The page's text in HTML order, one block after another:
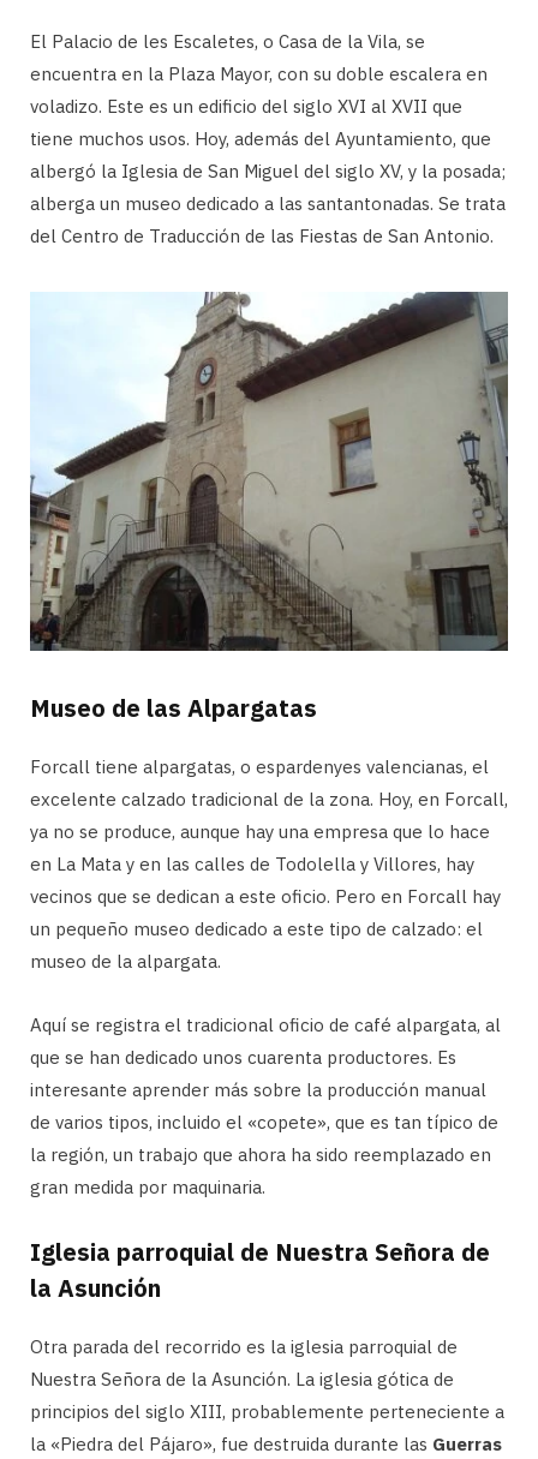
El Palacio de les Escaletes, o Casa de la Vila, se
encuentra en la Plaza Mayor, con su doble escalera en
voladizo. Este es un edificio del siglo XVI al XVII que
tiene muchos usos. Hoy, además del Ayuntamiento, que
albergó la Iglesia de San Miguel del siglo XV, y la posada;
alberga un museo dedicado a las santantonadas. Se trata
del Centro de Traducción de las Fiestas de San Antonio.
Museo de las Alpargatas
Forcall tiene alpargatas, o espardenyes valencianas, el
excelente calzado tradicional de la zona. Hoy, en Forcall,
ya no se produce, aunque hay una empresa que lo hace
en La Mata y en las calles de Todolella y Villores, hay
vecinos que se dedican a este oficio. Pero en Forcall hay
un pequeño museo dedicado a este tipo de calzado: el
museo de la alpargata.
Aquí se registra el tradicional oficio de café alpargata, al
que se han dedicado unos cuarenta productores. Es
interesante aprender más sobre la producción manual
de varios tipos, incluido el «copete», que es tan típico de
la región, un trabajo que ahora ha sido reemplazado en
gran medida por maquinaria.
Iglesia parroquial de Nuestra Señora de
la Asunción
Otra parada del recorrido es la iglesia parroquial de
Nuestra Señora de la Asunción. La iglesia gótica de
principios del siglo XIII, probablemente perteneciente a
la «Piedra del Pájaro», fue destruida durante las Guerras